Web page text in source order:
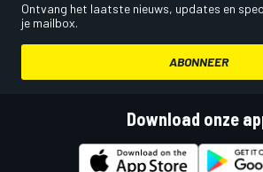
Ontvang het laatste nieuws, updates en
je mailbox.
ABONNEER
Download onze